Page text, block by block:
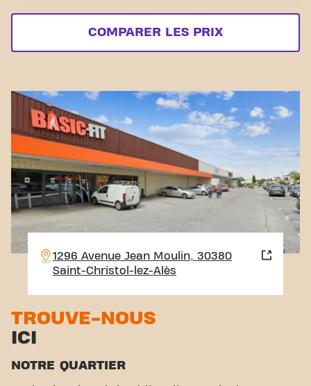
COMPARER LES PRIX
1296 Avenue Jean Moulin, 30380
Saint-Christol-lez-Alès
TROUVE-NOUS
ICI
NOTRE QUARTIER